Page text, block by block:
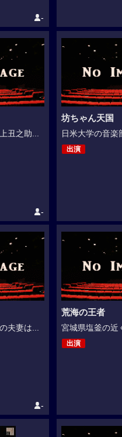
-
丑之助...
-
坊ちゃん天国
日米大学の音楽
出演
夫妻は...
-
荒海の王者
宮城県塩釜の近
出演